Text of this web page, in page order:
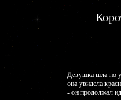
Девушка шла по
она увидела
- он продолжал